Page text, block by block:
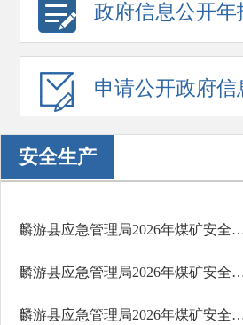
政府信息公开年
申请公开政府信
安全生产
麟游县应急管理局2026年煤矿安全生产行
麟游县应急管理局2026年煤矿安全生产行
麟游县应急管理局2026年煤矿安全生产行